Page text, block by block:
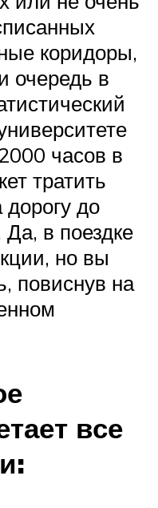
коридоры,
очередь в
часов в
тратить
до
Да, в поездке
но вы
повиснув на
все